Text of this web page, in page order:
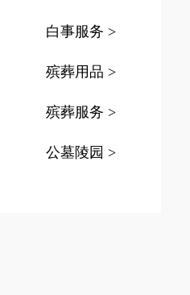
白事服务 >
殡葬用品 >
殡葬服务 >
公墓陵园 >